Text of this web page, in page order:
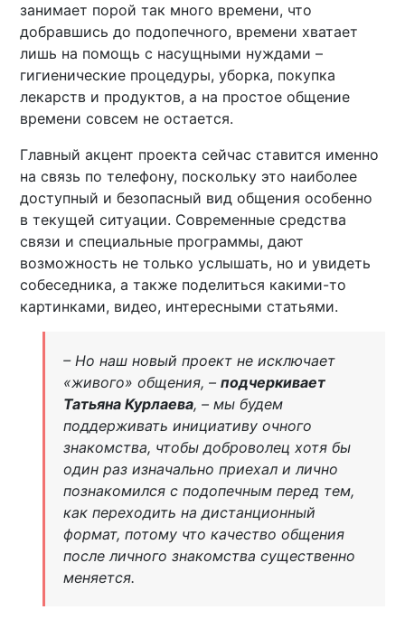
занимает порой так много времени, что
добравшись до подопечного, времени хватает
лишь на помощь с насущными нуждами –
гигиенические процедуры, уборка, покупка
лекарств и продуктов, а на простое общение
времени совсем не остается.
Главный акцент проекта сейчас ставится именно
на связь по телефону, поскольку это наиболее
доступный и безопасный вид общения особенно
в текущей ситуации. Современные средства
связи и специальные программы, дают
возможность не только услышать, но и увидеть
собеседника, а также поделиться какими-то
картинками, видео, интересными статьями.
– Но наш новый проект не исключает
«живого» общения, – подчеркивает
Татьяна Курлаева, – мы будем
поддерживать инициативу очного
знакомства, чтобы доброволец хотя бы
один раз изначально приехал и лично
познакомился с подопечным перед тем,
как переходить на дистанционный
формат, потому что качество общения
после личного знакомства существенно
меняется.